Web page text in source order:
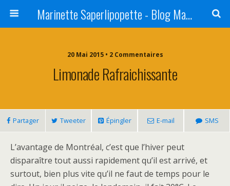
Marinette Saperlipopette - Blog Maman Angers Lifestyle - Ex Expat Montréal
20 Mai 2015 • 2 Commentaires
Limonade Rafraichissante
Partager Tweeter Épingler E-mail SMS
L’avantage de Montréal, c’est que l’hiver peut
disparaître tout aussi rapidement qu’il est arrivé, et
surtout, bien plus vite qu’il ne faut de temps pour le